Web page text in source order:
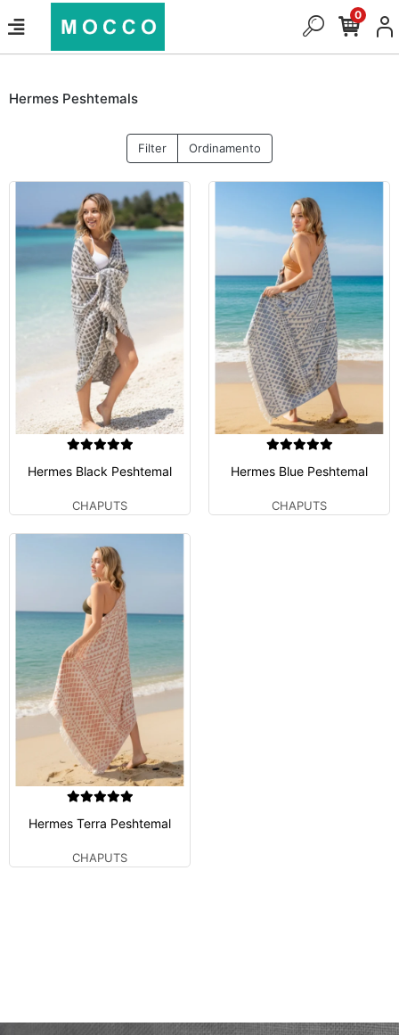
0
Hermes Peshtemals
Filter Ordinamento
Hermes Black Peshtemal
CHAPUTS
Hermes Blue Peshtemal
CHAPUTS
Hermes Terra Peshtemal
CHAPUTS